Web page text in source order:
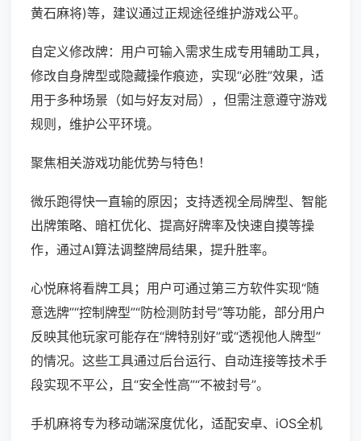
黄石麻将)等，建议通过正规途径维护游戏公平。
自定义修改牌：用户可输入需求生成专用辅助工具，
修改自身牌型或隐藏操作痕迹，实现“必胜”效果，适
用于多种场景（如与好友对局），但需注意遵守游戏
规则，维护公平环境。
聚焦相关游戏功能优势与特色！
微乐跑得快一直输的原因；支持透视全局牌型、智能
出牌策略、暗杠优化、提高好牌率及快速自摸等操
作，通过AI算法调整牌局结果，提升胜率。
心悦麻将看牌工具；用户可通过第三方软件实现“随
意选牌”“控制牌型”“防检测防封号”等功能，部分用户
反映其他玩家可能存在“牌特别好”或“透视他人牌型”
的情况。这些工具通过后台运行、自动连接等技术手
段实现不平公，且“安全性高”“不被封号”。
手机麻将专为移动端深度优化，适配安卓、iOS全机